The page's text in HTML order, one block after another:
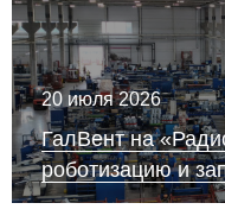
20 июля 2026
ГалВент на
роботизацию и